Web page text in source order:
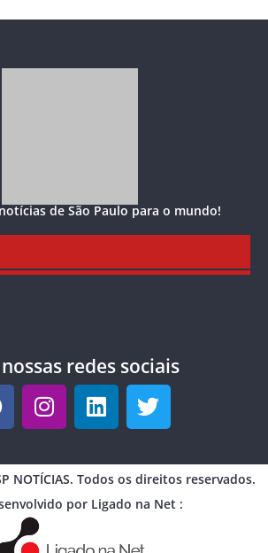
de São Paulo para o mundo!
redes sociais
NOTÍCIAS. Todos os direitos reservados.
por Ligado na Net :